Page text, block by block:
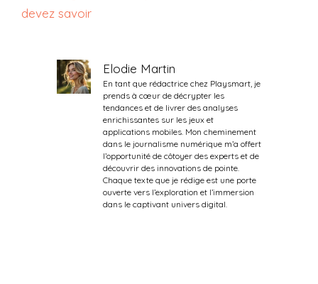
devez savoir
Elodie Martin
En tant que rédactrice chez Playsmart, je
prends à cœur de décrypter les
tendances et de livrer des analyses
enrichissantes sur les jeux et
applications mobiles. Mon cheminement
dans le journalisme numérique m’a offert
l’opportunité de côtoyer des experts et de
découvrir des innovations de pointe.
Chaque texte que je rédige est une porte
ouverte vers l’exploration et l’immersion
dans le captivant univers digital.